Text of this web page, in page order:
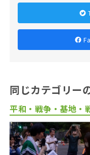
同じカテゴリー
平和・戦争・基地・